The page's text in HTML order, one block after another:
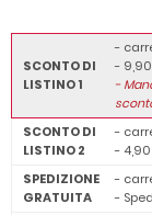
SCONTO DI
LISTINO 1
-
-
-
SCONTO DI
LISTINO 2
-
-
SPEDIZIONE
GRATUITA
-
-